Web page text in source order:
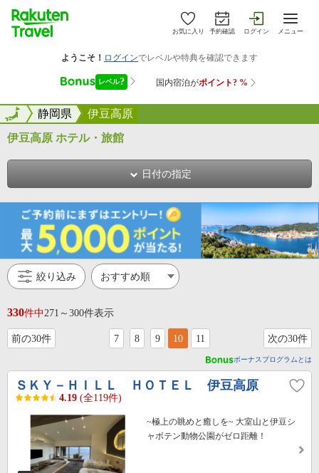
お気に入り 予約確認 ログイン メニュー
全国静岡県 伊豆高原
全国
伊豆高原 ホテル・旅館
日付の指定
絞り込み
330件中271～300件表示
前の30件 7 8 9 10 11 次の30件
ボーナスプログラムとは
ＳＫＹ－ＨＩＬＬ ＨＯＴＥＬ 伊豆高原
4.19 (全119件)
~極上の眺めと癒しを~ 大室山と伊豆シ
ャボテン動物公園がゼロ距離！